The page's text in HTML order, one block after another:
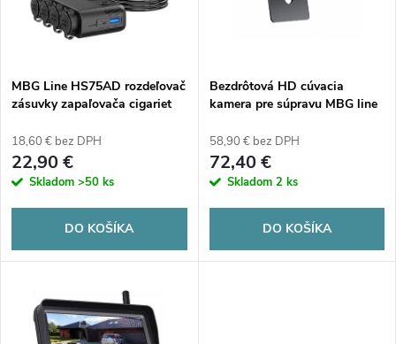
e
p
r
d
s
p
r
o
d
MBG Line HS75AD rozdeľovač
zásuvky zapaľovača cigariet
18,60 € bez DPH
22,90 €
Skladom >50 ks
DO KOŠÍKA
Bezdrôtová HD cúvacia
kamera pre súpravu MBG line
58,90 € bez DPH
72,40 €
Skladom 2 ks
DO KOŠÍKA